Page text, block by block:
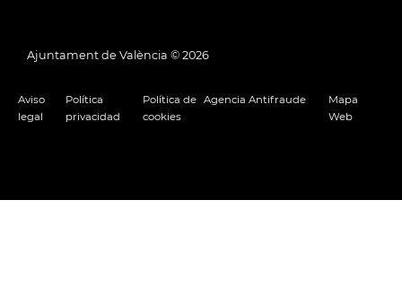
Ajuntament de València © 2026
Aviso
legal
Política
privacidad
Política de
cookies
Agencia Antifraude
Mapa
Web